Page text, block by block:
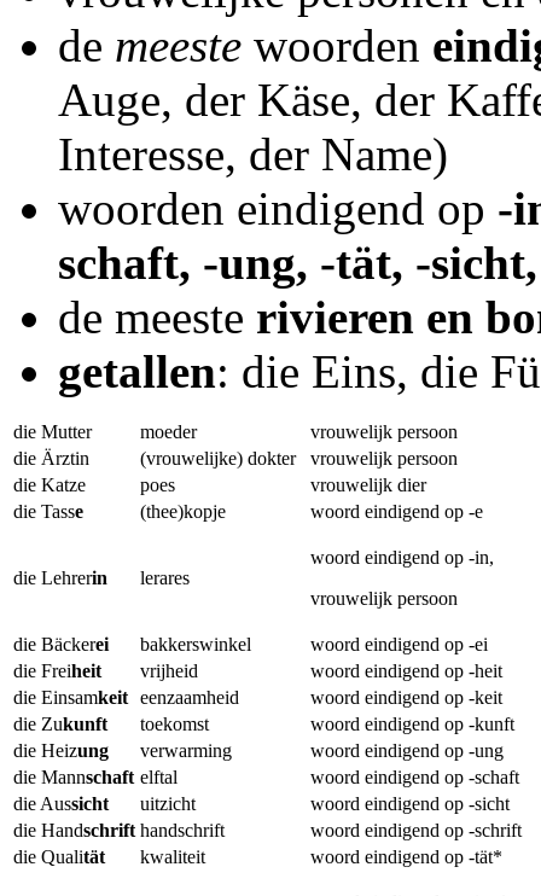
de meeste woorden
Auge, der Käse, der
Interesse, der Name)
woorden eindigend op -
schaft, -ung, -tät, -
de meeste rivieren en
getallen: die Eins, die
die Mutter moeder
vrouwelijk persoon
die Ärztin
(vrouwelijke) dokter
vrouwelijk persoon
die Katze
poes
vrouwelijk dier
die Tasse (thee)kopje woord eindigend op -e
die Lehrerin lerares
woord eindigend op -in,
vrouwelijk persoon
die Bäckerei bakkerswinkel
woord eindigend op -ei
die Freiheit vrijheid
woord eindigend op -heit
die Einsamkeit eenzaamheid
woord eindigend op -keit
die Zukunft toekomst
woord eindigend op -kunft
die Heizung verwarming
woord eindigend op -ung
die Mannschaft elftal
woord eindigend op -schaft
die Aussicht uitzicht
woord eindigend op -sicht
die Handschrift handschrift
woord eindigend op -schrift
die Qualität kwaliteit woord eindigend op -tät*